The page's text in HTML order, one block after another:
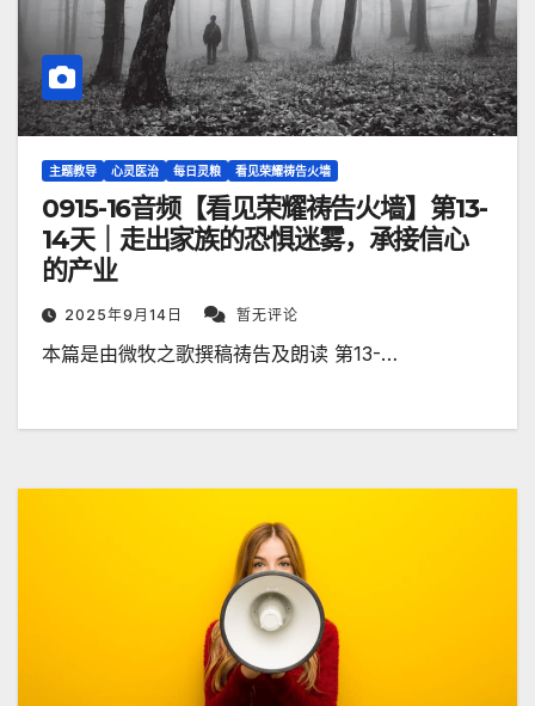
主题教导 心灵医治 每日灵粮 看见荣耀祷告火墙
0915-16音频【看见荣耀祷告火墙】第13-
14天｜走出家族的恐惧迷雾，承接信心
的产业
2025年9月14日 暂无评论
本篇是由微牧之歌撰稿祷告及朗读 第13-…